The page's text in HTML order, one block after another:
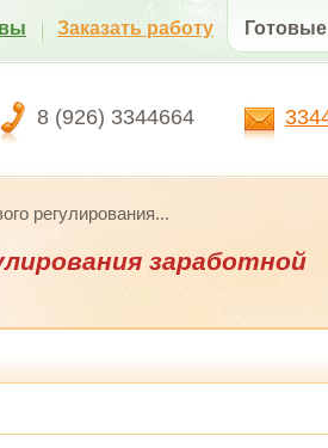
8 (926) 3344664
Заказать работу
регулирования...
заработной